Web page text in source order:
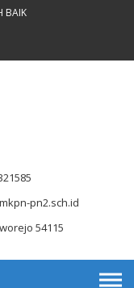
BAIK
pn2.sch.id
54115